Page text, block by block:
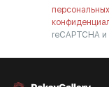
reCAPTCHA